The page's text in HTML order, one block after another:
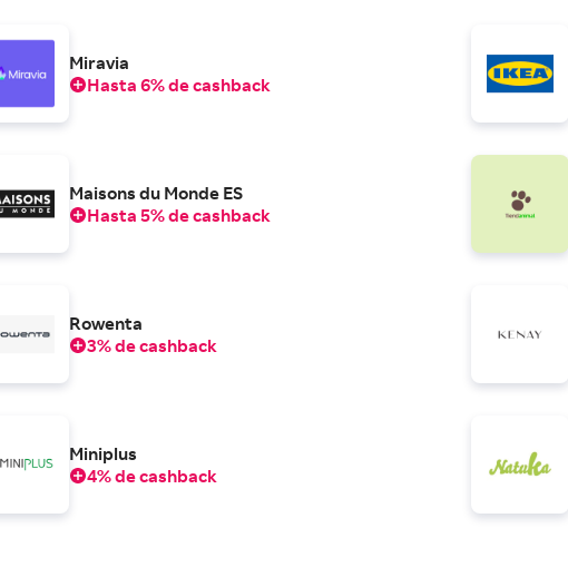
Miravia
Hasta 6% de cashback
Maisons du Monde ES
Hasta 5% de cashback
Rowenta
3% de cashback
Miniplus
4% de cashback